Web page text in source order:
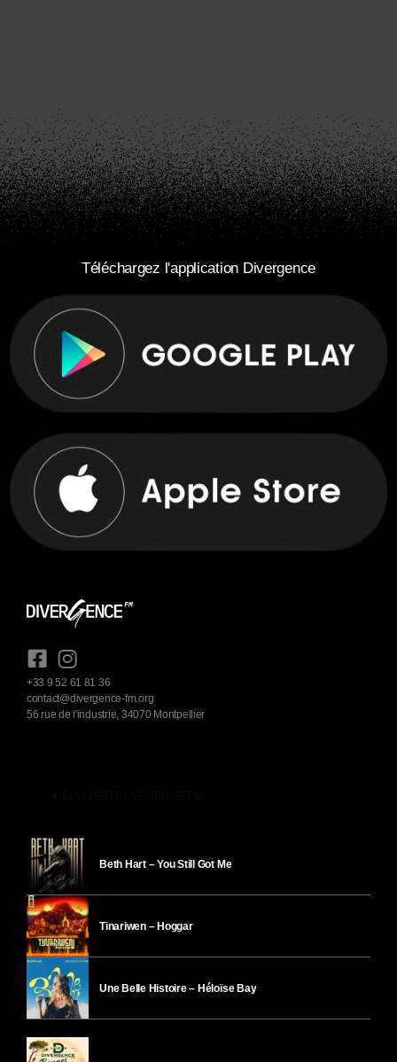
Téléchargez l'application Divergence
+33 9 52 61 81 36
contact@divergence-fm.org
56 rue de l'industrie, 34070 Montpellier
Beth Hart – You Still Got Me
Tinariwen – Hoggar
Une Belle Histoire – Héloïse Bay